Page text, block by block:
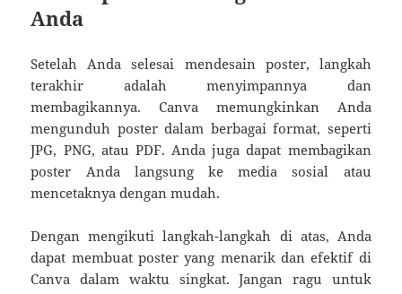
Anda
Setelah Anda selesai mendesain poster, langkah
terakhir adalah menyimpannya dan
membagikannya. Canva memungkinkan Anda
mengunduh poster dalam berbagai format, seperti
JPG, PNG, atau PDF. Anda juga dapat membagikan
poster Anda langsung ke media sosial atau
mencetaknya dengan mudah.
Dengan mengikuti langkah-langkah di atas, Anda
dapat membuat poster yang menarik dan efektif di
Canva dalam waktu singkat. Jangan ragu untuk